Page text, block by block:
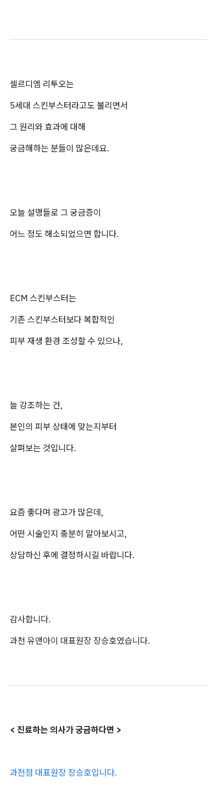
셀르디엠 리투오는
5세대 스킨부스터라고도 불리면서
그 원리와 효과에 대해
궁금해하는 분들이 많은데요.
오늘 설명들로 그 궁금증이
어느 정도 해소되었으면 합니다.
ECM 스킨부스터는
기존 스킨부스터보다 복합적인
피부 재생 환경 조성할 수 있으나,
늘 강조하는 건,
본인의 피부 상태에 맞는지부터
살펴보는 것입니다.
요즘 좋다며 광고가 많은데,
어떤 시술인지 충분히 알아보시고,
상담하신 후에 결정하시길 바랍니다.
감사합니다.
과천 유앤아이 대표원장 장승호였습니다.
< 진료하는 의사가 궁금하다면 >
과천점 대표원장 장승호입니다.